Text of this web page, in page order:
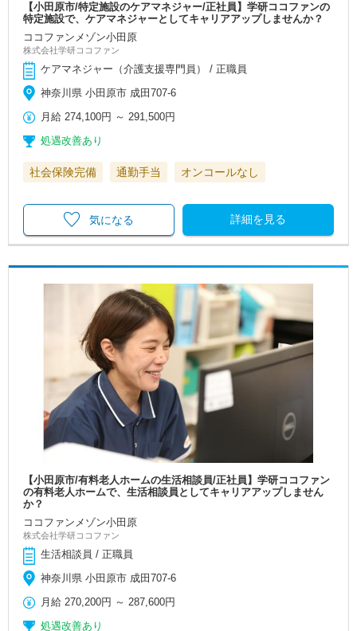
【小田原市/特定施設のケアマネジャー/正社員】学研ココファンの
特定施設で、ケアマネジャーとしてキャリアアップしませんか？
ココファンメゾン小田原
株式会社学研ココファン
ケアマネジャー（介護支援専門員） / 正職員
神奈川県 小田原市 成田707-6
月給 274,100円 ～291,500円
処遇改善あり
社会保険完備 通勤手当 オンコールなし
詳細を見る
気になる
【小田原市/有料老人ホームの生活相談員/正社員】学研ココファン
の有料老人ホームで、生活相談員としてキャリアアップしません
か？
ココファンメゾン小田原
株式会社学研ココファン
生活相談員 / 正職員
神奈川県 小田原市 成田707-6
月給 270,200円 ～287,600円
処遇改善あり